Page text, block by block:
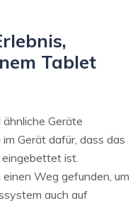
Tablet
Geräte
Gerät dafür, dass das
ist.
Weg gefunden, um
auch auf